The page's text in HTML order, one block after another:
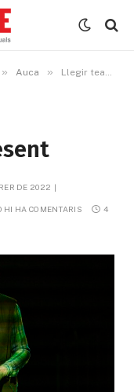
» Auca » Llegir teatre en present
DE 2022
HI HA COMENTARIS
4